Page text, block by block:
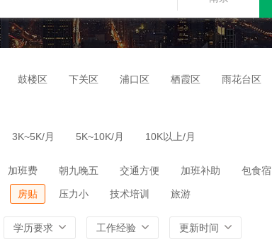
鼓楼区 下关区 浦口区 栖霞区 雨花台区
3K~5K/月 5K~10K/月 10K以上/月
加班费 朝九晚五 交通方便 加班补助 包食宿
房贴 压力小 技术培训 旅游
学历要求 工作经验 更新时间